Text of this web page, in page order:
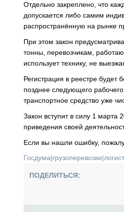
Отдельно закреплено, что
допускается либо самим
распространённую на рынке
При этом закон
тонны, перевозчикам,
использует технику, не
Регистрация в реестре
позднее следующего
транспортное средство уже
Закон вступит в силу 1 марта
приведения своей
Если вы нашли ошибку,
Госдума|грузоперевозки|
ПОДЕЛИТЬСЯ: